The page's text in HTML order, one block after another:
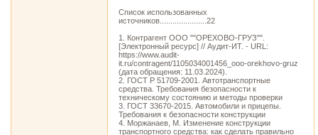
Список использованных
источников......................22
1. Контрагент ООО ""ОРЕХОВО-ГРУЗ"".
[Электронный ресурс] // Аудит-ИТ. - URL:
https://www.audit-
it.ru/contragent/1105034001456_ooo-orekhovo-gruz
(дата обращения: 11.03.2024).
2. ГОСТ Р 51709-2001. Автотранспортные
средства. Требования безопасности к
техническому состоянию и методы проверки
3. ГОСТ 33670-2015. Автомобили и прицепы.
Требования к безопасности конструкции
4. Моржанаев, М. Изменение конструкции
транспортного средства: как сделать правильно